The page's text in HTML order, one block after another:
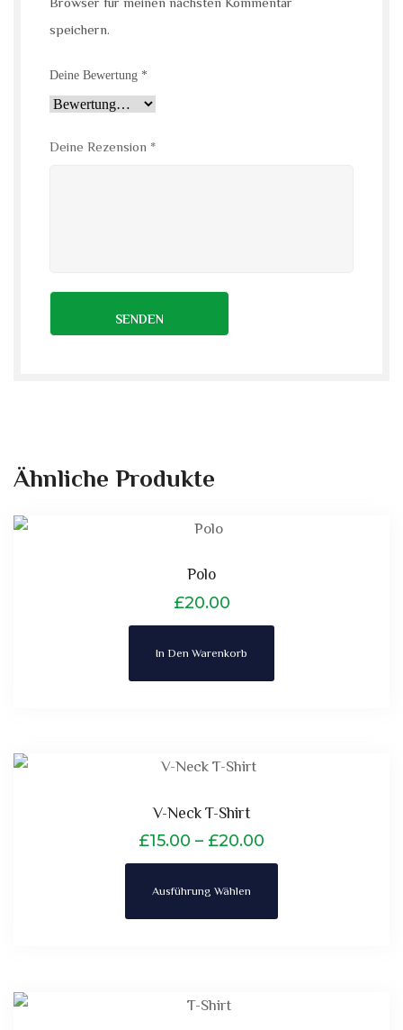
speichern.
Deine Bewertung *
Deine Rezension *
Ähnliche Produkte
Polo
£20.00
In Den Warenkorb
V-Neck T-Shirt
£15.00 – £20.00
Ausführung Wählen